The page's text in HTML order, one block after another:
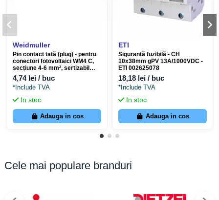
Weidmuller
Pin contact tată (plug) - pentru
conectori fotovoltaici WM4 C,
secțiune 4-6 mm², sertizabil
- Weidmüller 1530680000
4,74 lei / buc
*Include TVA
In stoc
Adauga in cos
ETI
Siguranță fuzibilă - CH
10x38mm gPV 13A/1000VDC -
ETI 002625078
18,18 lei / buc
*Include TVA
In stoc
Adauga in cos
Cele mai populare branduri